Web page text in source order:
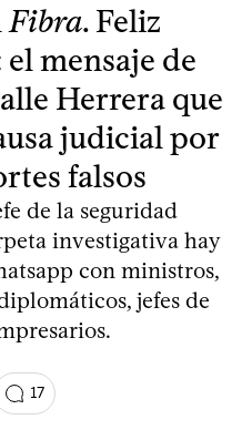
Fibra. Feliz
mensaje de
Herrera que
judicial por
falsos
de la seguridad
investigativa hay
con ministros,
jefes de
17